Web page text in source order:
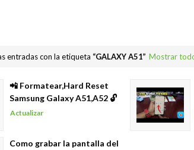
entradas con la etiqueta GALAXY A51 Mostrar
📲 Formatear,Hard Reset
Samsung Galaxy A51,A52 🔓
Actualizar
Como grabar la pantalla del